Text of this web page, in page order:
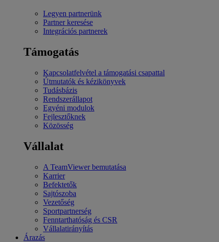
Legyen partnerünk
Partner keresése
Integrációs partnerek
Támogatás
Kapcsolatfelvétel a támogatási csapattal
Útmutatók és kézikönyvek
Tudásbázis
Rendszerállapot
Egyéni modulok
Fejlesztőknek
Közösség
Vállalat
A TeamViewer bemutatása
Karrier
Befektetők
Sajtószoba
Vezetőség
Sportpartnerség
Fenntarthatóság és CSR
Vállalatirányítás
Árazás